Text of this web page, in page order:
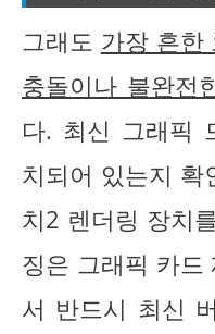
그래도 가장 흔한
충돌이나 불완전
다. 최신 그래픽
치되어 있는지 확
치2 렌더링 장치
징은 그래픽 카드
서 반드시 최신